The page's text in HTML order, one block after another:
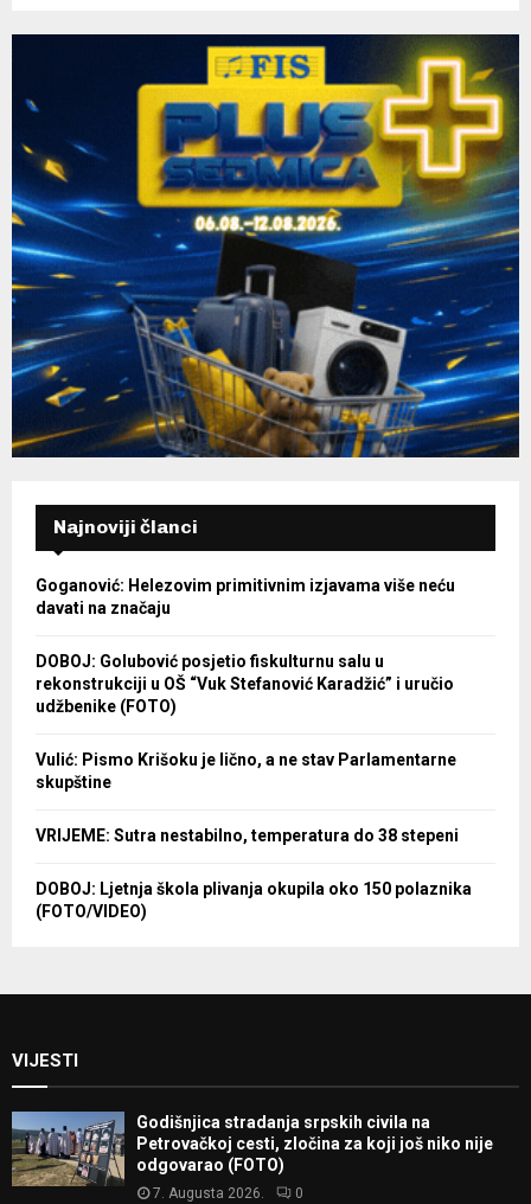
H
Najnoviji članci
Goganović: Helezovim primitivnim izjavama više neću
davati na značaju
DOBOJ: Golubović posjetio fiskulturnu salu u
rekonstrukciji u OŠ “Vuk Stefanović Karadžić” i uručio
udžbenike (FOTO)
Vulić: Pismo Krišoku je lično, a ne stav Parlamentarne
skupštine
VRIJEME: Sutra nestabilno, temperatura do 38 stepeni
DOBOJ: Ljetnja škola plivanja okupila oko 150 polaznika
(FOTO/VIDEO)
VIJESTI
Godišnjica stradanja srpskih civila na
Petrovačkoj cesti, zločina za koji još niko nije
odgovarao (FOTO)
7. Augusta 2026. 0